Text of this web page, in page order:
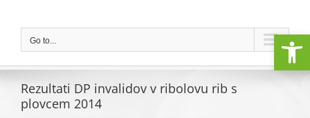
contentGo to...
Rezultati DP invalidov v ribolovu rib s
plovcem 2014